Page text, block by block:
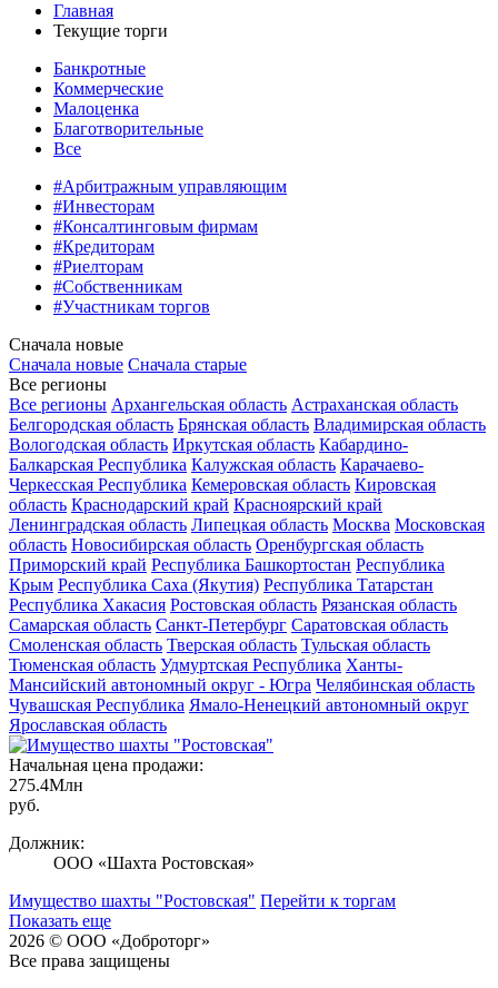
Главная
Текущие торги
Банкротные
Коммерческие
Малоценка
Благотворительные
Все
#Арбитражным управляющим
#Инвесторам
#Консалтинговым фирмам
#Кредиторам
#Риелторам
#Собственникам
#Участникам торгов
Сначала новые
Сначала новые Сначала старые
Все регионы
Все регионы Архангельская область Астраханская область
Белгородская область Брянская область Владимирская область
Вологодская область Иркутская область Кабардино-
Балкарская Республика Калужская область Карачаево-
Черкесская Республика Кемеровская область Кировская
область Краснодарский край Красноярский край
Ленинградская область Липецкая область Москва Московская
область Новосибирская область Оренбургская область
Приморский край Республика Башкортостан Республика
Крым Республика Саха (Якутия) Республика Татарстан
Республика Хакасия Ростовская область Рязанская область
Самарская область Санкт-Петербург Саратовская область
Смоленская область Тверская область Тульская область
Тюменская область Удмуртская Республика Ханты-
Мансийский автономный округ - Югра Челябинская область
Чувашская Республика Ямало-Ненецкий автономный округ
Ярославская область
Начальная цена продажи:
275.4Млн
руб.
Должник:
ООО «Шахта Ростовская»
Имущество шахты "Ростовская" Перейти к торгам
Показать еще
2026 © ООО «Доброторг»
Все права защищены